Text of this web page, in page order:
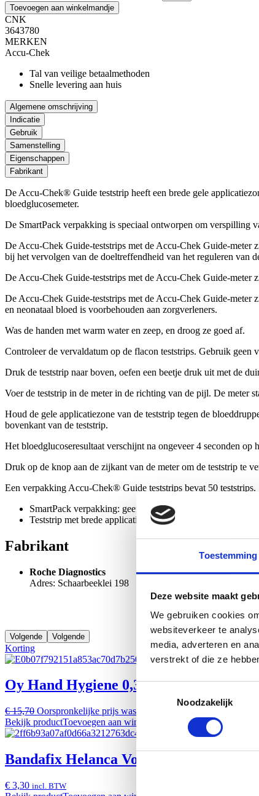
Toestemming
Deze website maakt
We gebruiken cookies
websiteverkeer te
media, adverteren en
verstrekt of die ze
Toestemmingsselectie
Noodzakelijk
Toevoegen aan winkelmandje
CNK
3643780
MERKEN
Accu-Chek
Tal van veilige betaalmethoden
Snelle levering aan huis
Algemene omschrijving
Indicatie
Gebruik
Samenstelling
Eigenschappen
Fabrikant
De Accu-Chek® Guide teststrip heeft een brede gele
bloedglucosemeter.
De SmartPack verpakking is speciaal ontworpen om verspilling
De Accu-Chek Guide-teststrips met de Accu-Chek Guide-meter
bij het vervolgen van de doeltreffendheid van het reguleren van
De Accu-Chek Guide-teststrips met de Accu-Chek Guide-meter
De Accu-Chek Guide-teststrips met de Accu-Chek Guide-
en neonataal bloed is voorbehouden aan zorgverleners.
Was de handen met warm water en zeep, en droog ze goed af.
Controleer de vervaldatum op de flacon teststrips. Gebruik geen
Druk de teststrip naar boven, oefen een beetje druk uit met de
Voer de teststrip in de meter in de richting van de pijl. De meter
Houd de gele applicatiezone van de teststrip tegen de
bovenkant van de teststrip.
Het bloedglucoseresultaat verschijnt na ongeveer 4 seconden
Druk op de knop aan de zijkant van de meter om de teststrip te
Een verpakking Accu-Chek® Guide teststrips bevat 50 teststrips.
SmartPack verpakking: geen verspilling – eenvoudig om
Teststrip met brede applicatiezone: een kleine bloeddruppel
Fabrikant
Roche Diagnostics
Adres: Schaarbeeklei 198
Volgende Volgende
Korting
Oy Hand Hygiene 0,3ml Airless
€ 15,70 Oorspronkelijke prijs was: € 15,70. Huidige prijs
Bekijk productToevoegen aan winkelwagen
Bandafix Helanca Voet T14-2 9285914
€ 3,30 incl. BTW